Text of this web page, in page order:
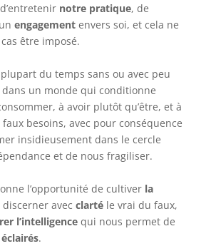
notre pratique, de
engagementenvers soi, et cela ne
être imposé.
du temps sans ou avec peu
dans un monde qui conditionne
à avoir plutôt qu’être, et à
besoins, avec pour conséquence
insidieusement dans le cercle
et de nous fragiliser.
l’opportunité de cultiver la
discerner avec clartéle vrai du faux,
l’intelligencequi nous permet de
éclairés.